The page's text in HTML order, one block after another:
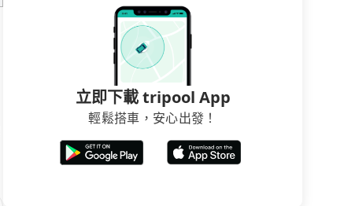
立即下載 tripool App
輕鬆搭車，安心出發！